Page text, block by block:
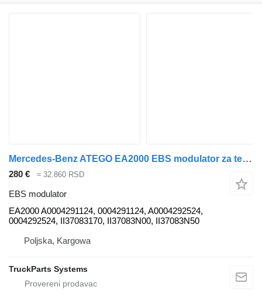
Mercedes-Benz ATEGO EA2000 EBS modulator za tegljača
280 € ≈ 32.860 RSD
EBS modulator
EA2000 A0004291124, 0004291124, A0004292524,
0004292524, II37083170, II37083N00, II37083N50
Poljska, Kargowa
TruckParts Systems